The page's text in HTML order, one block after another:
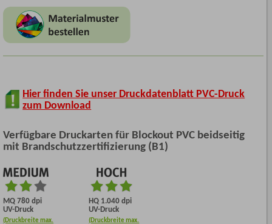
Hier finden Sie unser Druckdatenblatt PVC-Druck
zum Download
Verfügbare Druckarten für Blockout PVC beidseitig
mit Brandschutzzertifizierung (B1)
MQ 780 dpi
UV-Druck
(Druckbreite max.
HQ 1.040 dpi
UV-Druck
(Druckbreite max.